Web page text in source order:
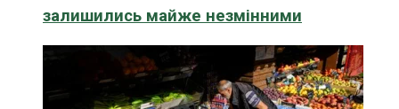
залишились майже незмінними